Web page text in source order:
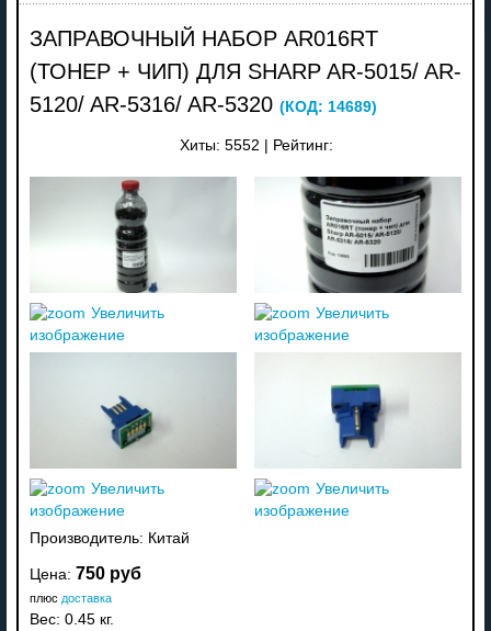
ЗАПРАВОЧНЫЙ НАБОР AR016RT
(ТОНЕР + ЧИП) ДЛЯ SHARP AR-5015/ AR-
5120/ AR-5316/ AR-5320 (КОД: 14689)
Хиты: 5552 Рейтинг:
Увеличить
изображение
Увеличить
изображение
Увеличить
изображение
Увеличить
изображение
Производитель: Китай
Цена: 750 руб
плюс доставка
Вес: 0.45 кг.